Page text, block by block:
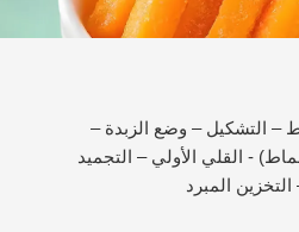
– التشكيل – وضع الزبدة –
- القلي الأولي – التجميد
التخزين المبرد